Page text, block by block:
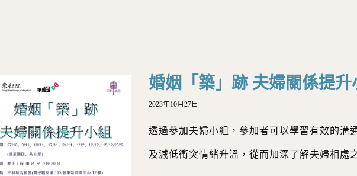
婚姻「築」跡 夫婦關係提升
2023年10月27日
透過參加夫婦小組，參加者可以學習有效的溝
及減低衝突情緒升溫，從而加深了解夫婦相處